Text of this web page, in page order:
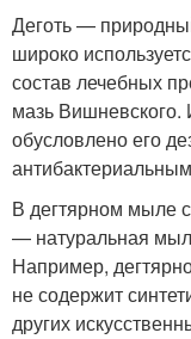
Деготь —
широко
состав лечебных
мазь Вишневского.
обусловлено его
В дегтярном мыле
— натуральная
Например,
не содержит
других